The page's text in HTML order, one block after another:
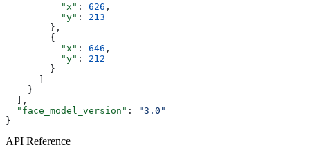
          "x"
: 626 ,
          "y"
: 213
        },
        {
          "x"
: 646 ,
          "y"
: 212
        }
    }
  ],
  "face_model_version"
:
"3.0"
}
API Reference